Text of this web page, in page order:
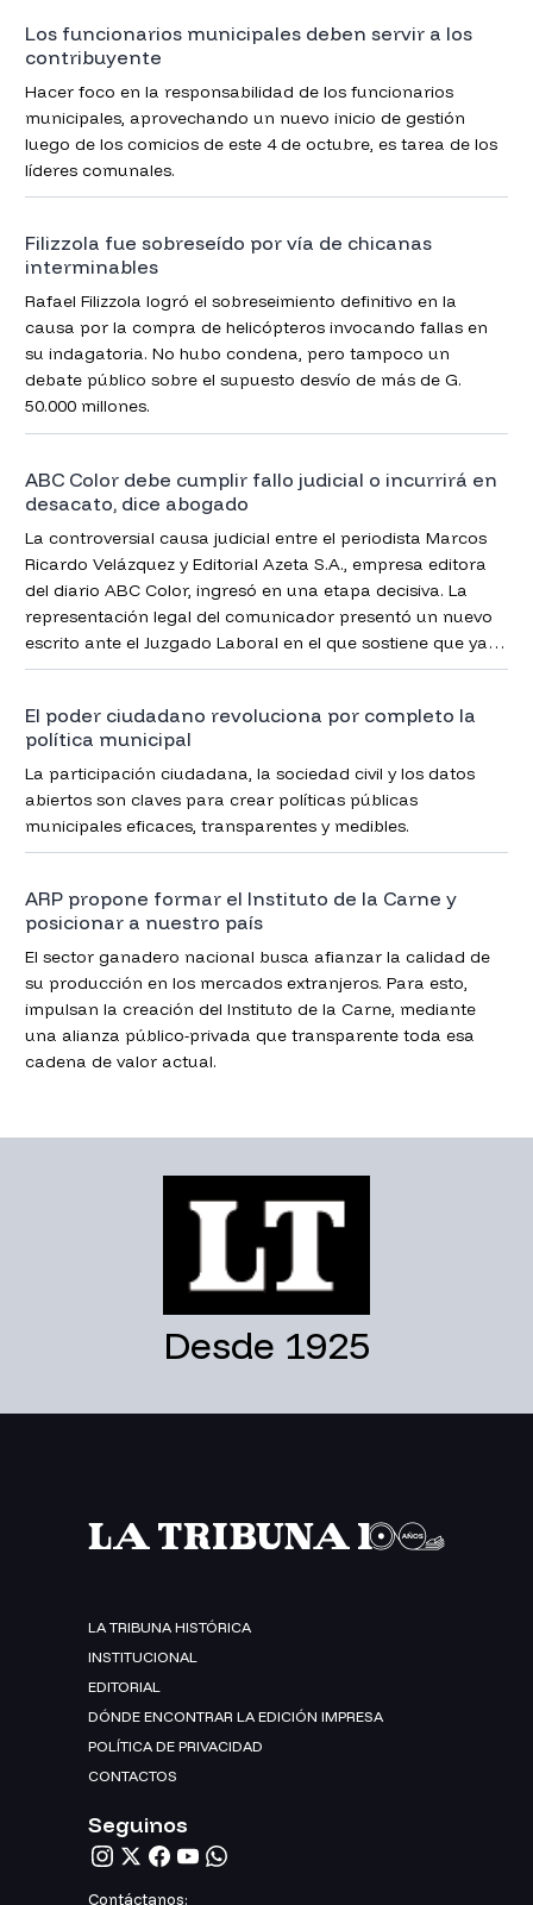
Los funcionarios municipales deben servir a los
contribuyente
Hacer foco en la responsabilidad de los funcionarios
municipales, aprovechando un nuevo inicio de gestión
luego de los comicios de este 4 de octubre, es tarea de los
líderes comunales.
Filizzola fue sobreseído por vía de chicanas
interminables
Rafael Filizzola logró el sobreseimiento definitivo en la
causa por la compra de helicópteros invocando fallas en
su indagatoria. No hubo condena, pero tampoco un
debate público sobre el supuesto desvío de más de G.
50.000 millones.
ABC Color debe cumplir fallo judicial o incurrirá en
desacato, dice abogado
La controversial causa judicial entre el periodista Marcos
Ricardo Velázquez y Editorial Azeta S.A., empresa editora
del diario ABC Color, ingresó en una etapa decisiva. La
representación legal del comunicador presentó un nuevo
escrito ante el Juzgado Laboral en el que sostiene que ya
no existe margen jurídico para seguir dilatando el
despido y ordenó su reincorporación.
El poder ciudadano revoluciona por completo la
política municipal
La participación ciudadana, la sociedad civil y los datos
abiertos son claves para crear políticas públicas
municipales eficaces, transparentes y medibles.
ARP propone formar el Instituto de la Carne y
posicionar a nuestro país
El sector ganadero nacional busca afianzar la calidad de
su producción en los mercados extranjeros. Para esto,
impulsan la creación del Instituto de la Carne, mediante
una alianza público-privada que transparente toda esa
cadena de valor actual.
Desde 1925
LA TRIBUNA HISTÓRICA
INSTITUCIONAL
EDITORIAL
DÓNDE ENCONTRAR LA EDICIÓN IMPRESA
POLÍTICA DE PRIVACIDAD
CONTACTOS
Seguinos
Contáctanos: